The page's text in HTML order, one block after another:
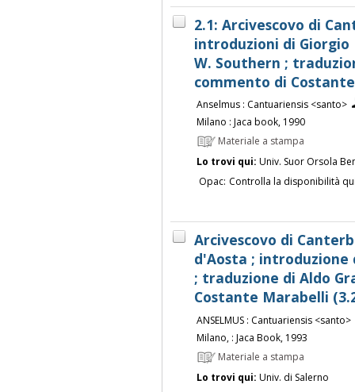
2.1: Arcivescovo di
introduzioni di Giorgio
W. Southern ;
commento di
Anselmus : Cantuariensis <santo>
Milano : Jaca book, 1990
Materiale a stampa
Lo trovi qui: Univ. Suor Orsola
Opac: Controlla la disponibilità
Arcivescovo di
d'Aosta ; introduzione
; traduzione di Aldo
Costante Marabelli
ANSELMUS : Cantuariensis <santo>
Milano, : Jaca Book, 1993
Materiale a stampa
Lo trovi qui: Univ. di Salerno